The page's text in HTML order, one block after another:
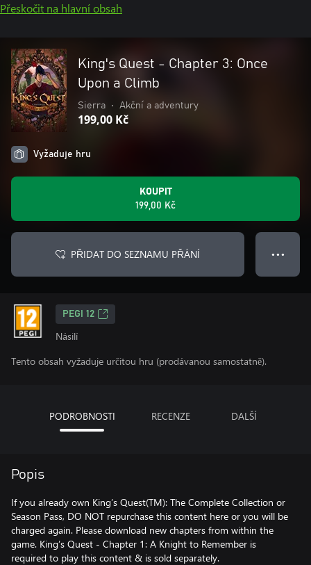
Přeskočit na hlavní obsah
King's Quest - Chapter 3: Once
Upon a Climb
Sierra • Akční a adventury
199,00 Kč
Vyžaduje hru
KOUPIT
199,00 Kč
PŘIDAT DO SEZNAMU PŘÁNÍ ● ● ●
PEGI 12
Násilí
Tento obsah vyžaduje určitou hru (prodávanou samostatně).
PODROBNOSTI RECENZE DALŠÍ
Popis
If you already own King’s Quest(TM): The Complete Collection or
Season Pass, DO NOT repurchase this content here or you will be
charged again. Please download new chapters from within the
game. King’s Quest - Chapter 1: A Knight to Remember is
required to play this content & is sold separately.